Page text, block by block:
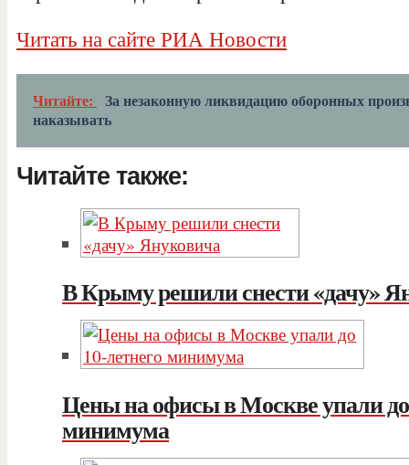
Читать на сайте РИА Новости
Читайте:
За незаконную ликвидацию оборонных
наказывать
Читайте также:
В Крыму решили снести «дачу»
Цены на офисы в Москве упали до
минимума